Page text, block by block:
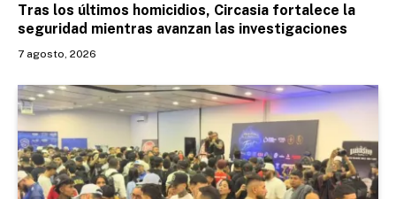
Tras los últimos homicidios, Circasia fortalece la
seguridad mientras avanzan las investigaciones
7 agosto, 2026